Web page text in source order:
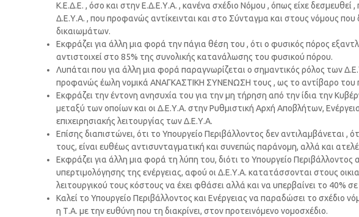
Κ.Ε.Δ.Ε. , όσο και στην Ε.Δ.Ε.Υ.Α. , κανένα σχέδιο Νόμου , όπως είχε
Δ.Ε.Υ.Α. , που προφανώς αντίκεινται και στο Σύνταγμα και στους νόμους
δικαιωμάτων.
Εκφράζει για άλλη μια φορά την πάγια θέση του , ότι ο φυσικός πόρος
αντιστοιχεί στο 85% της συνολικής κατανάλωσης του φυσικού πόρου.
Λυπάται που για άλλη μια φορά παραγνωρίζεται ο σημαντικός ρόλος των
προφανώς έωλη νομικά ΑΝΑΓΚΑΣΤΙΚΗ ΣΥΝΕΝΩΣΗ τους , ως το αντίβαρο του
Εκφράζει την έντονη ανησυχία του για την μη τήρηση από την ίδια την
μεταξύ των οποίων και οι Δ.Ε.Υ.Α. στην Ρυθμιστική Αρχή Αποβλήτων,
επιχειρησιακής λειτουργίας των Δ.Ε.Υ.Α.
Επίσης διαπιστώνει, ότι το Υπουργείο Περιβάλλοντος δεν
τους, είναι ευθέως αντισυνταγματική και συνεπώς παράνομη, αλλά και
Εκφράζει για άλλη μια φορά τη λύπη του, διότι το Υπουργείο
υπερτιμολόγησης της ενέργειας, αφού οι Δ.Ε.Υ.Α. κατατάσσονται στους
λειτουργικού τους κόστους να έχει φθάσει αλλά και να υπερβαίνει το 40%
Καλεί το Υπουργείο Περιβάλλοντος και Ενέργειας να παραδώσει το
η Τ.Α. με την ευθύνη που τη διακρίνει, στον προτεινόμενο νομοσχέδιο.